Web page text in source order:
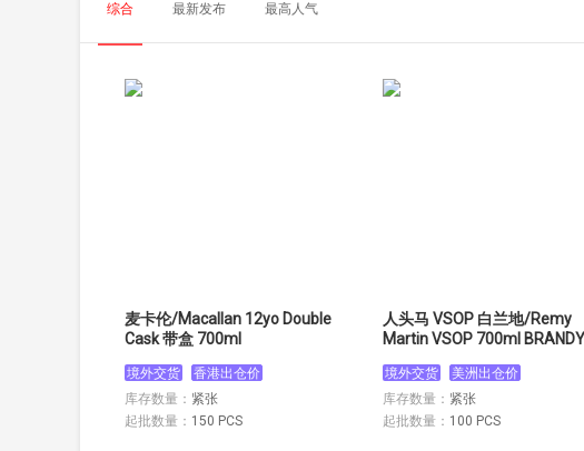
综合 最新发布 最高人气
麦卡伦/Macallan 12yo Double
Cask 带盒 700ml
境外交货
香港出仓价
库存数量： 紧张
起批数量： 150 PCS
人头马 VSOP 白兰地/Remy
Martin VSOP 700ml BRANDY
境外交货
美洲出仓价
库存数量： 紧张
起批数量： 100 PCS